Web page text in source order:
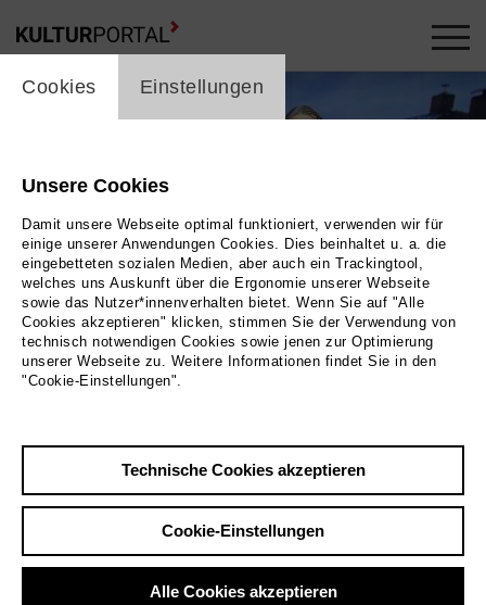
Zurück|Übersicht
Schauspiel | Uraufführung / Schauspiel
Abo So Nachmittag
cookie_layer
Cookies Einstellungen
Unsere Cookies
Damit unsere Webseite optimal funktioniert, verwenden wir für
einige unserer Anwendungen Cookies. Dies beinhaltet u. a. die
eingebetteten sozialen Medien, aber auch ein Trackingtool,
welches uns Auskunft über die Ergonomie unserer Webseite
sowie das Nutzer*innenverhalten bietet. Wenn Sie auf "Alle
Cookies akzeptieren" klicken, stimmen Sie der Verwendung von
technisch notwendigen Cookies sowie jenen zur Optimierung
unserer Webseite zu. Weitere Informationen findet Sie in den
"Cookie-Einstellungen".
Technische Cookies akzeptieren
Cookie-Einstellungen
Alle Cookies akzeptieren